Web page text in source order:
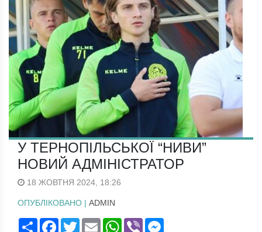
У ТЕРНОПІЛЬСЬКОЇ “НИВИ”
НОВИЙ АДМІНІСТРАТОР
18 ЖОВТНЯ 2024, 18:26
ОПУБЛІКОВАНО | ADMIN
ПоширитиFacebook
TwitterEmail WhatsApp
Viber